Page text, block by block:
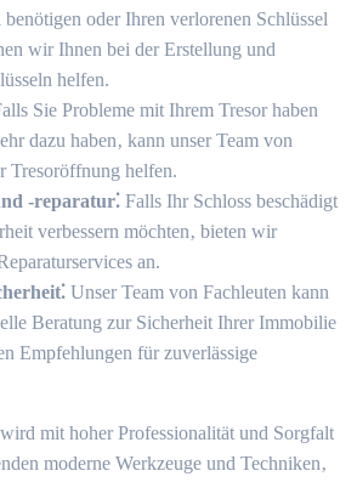
oder Ihren verlorenen Schlüssel
wir Ihnen bei der Erstellung und
helfen.​
Sie Probleme mit Ihrem Tresor haben
dazu haben‚ kann unser Team von
Tresoröffnung helfen.​
-reparatur⁚ Falls Ihr Schloss beschädigt
verbessern möchten‚ bieten wir
an.​
Unser Team von Fachleuten kann
Beratung zur Sicherheit Ihrer Immobilie
Empfehlungen für zuverlässige
mit hoher Professionalität und Sorgfalt
moderne Werkzeuge und Techniken‚